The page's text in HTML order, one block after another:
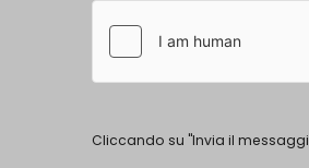
Cliccando su "Invia il